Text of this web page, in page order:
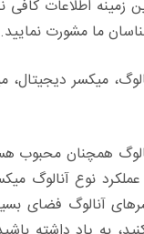
اطلاعات کافی
ما مشورت نمایید.
میکسر دیجیتال،
همچنان محبوب
نوع آنالوگ
آنالوگ فضای